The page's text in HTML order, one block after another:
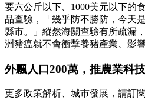
要六公斤以下、1000美元以下的
品查驗，「幾乎防不勝防，今天
縣市。」縱然海關查驗有所疏漏
洲豬瘟就不會衝擊養豬產業、影響
外飄人口200萬，推農業科
更多政策解析、城市發展，請訂